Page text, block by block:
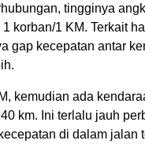
tingginya
korban/1 KM. Terkait
gap kecepatan antar
kemudian ada
km. Ini terlalu jauh
di dalam jalan